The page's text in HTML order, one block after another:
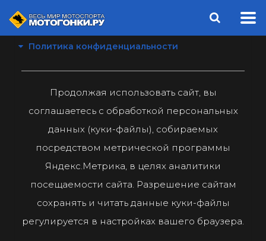
Политика конфиденциальности
Продолжая использовать сайт, вы
соглашаетесь с обработкой персональных
данных (куки-файлы), собираемых
посредством метрической программы
Яндекс.Метрика, в целях аналитики
посещаемости сайта. Разрешение сайтам
сохранять и читать данные куки-файлы
регулируется в настройках вашего браузера.